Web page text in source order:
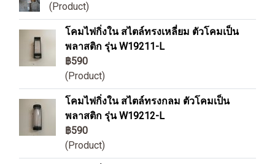
(Product)
โคมไฟกิ่งใน สไตล์ทรงเหลี่ยม ตัวโคมเป็น
พลาสติก รุ่น W19211-L
฿590
(Product)
โคมไฟกิ่งใน สไตล์ทรงกลม ตัวโคมเป็น
พลาสติก รุ่น W19212-L
฿590
(Product)